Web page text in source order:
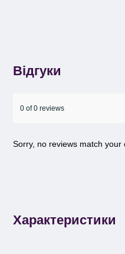
Відгуки
0 of 0 reviews
Sorry, no reviews match your
Характеристики